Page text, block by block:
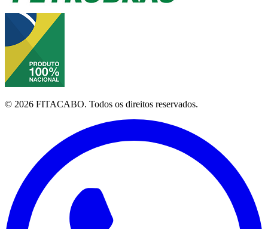
© 2026 FITACABO. Todos os direitos reservados.